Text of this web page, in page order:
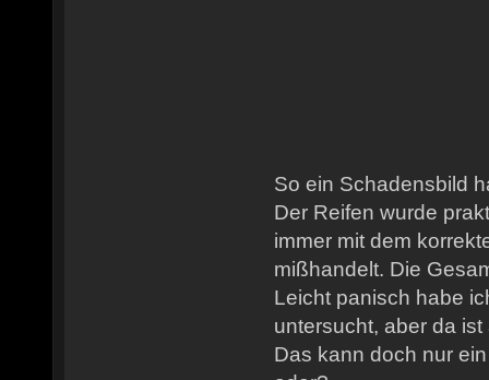
So ein Schadensbild
Der Reifen wurde
immer mit dem
mißhandelt. Die
Leicht panisch habe
untersucht, aber da ist
Das kann doch nur